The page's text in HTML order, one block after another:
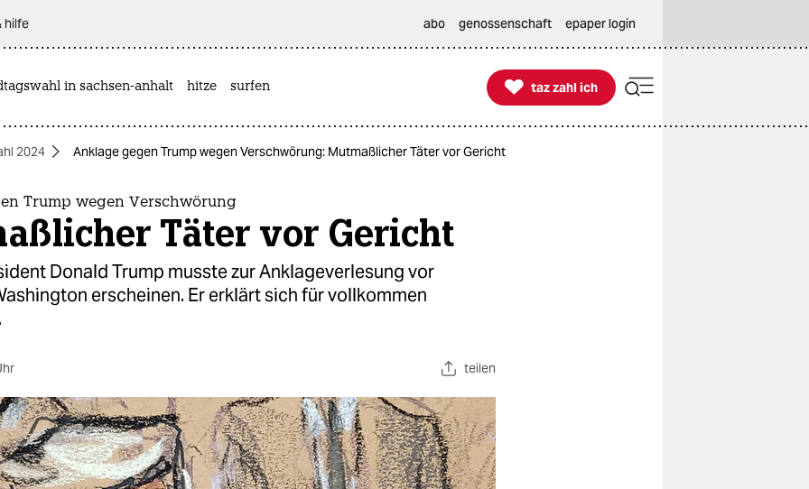
hilfe abo genossenschaft epaper login
in sachsen-anhalt hitze surfen 
taz zahl ich
taz zahl ich
2024 Anklage gegen Trump wegen Verschwörung: Mutmaßlicher Täter vor Gericht
Trump wegen Verschwörung
Täter vor Gericht
Donald Trump musste zur Anklageverlesung vor
erscheinen. Er erklärt sich für vollkommen
teilen